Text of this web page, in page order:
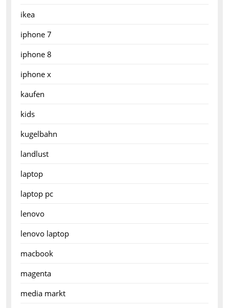
ikea
iphone 7
iphone 8
iphone x
kaufen
kids
kugelbahn
landlust
laptop
laptop pc
lenovo
lenovo laptop
macbook
magenta
media markt